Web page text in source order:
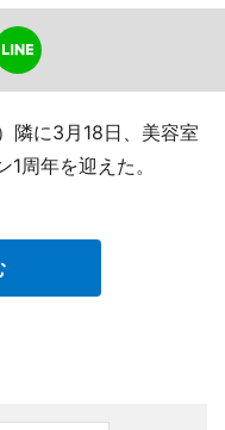
隣に3月18日、美容室
周年を迎えた。